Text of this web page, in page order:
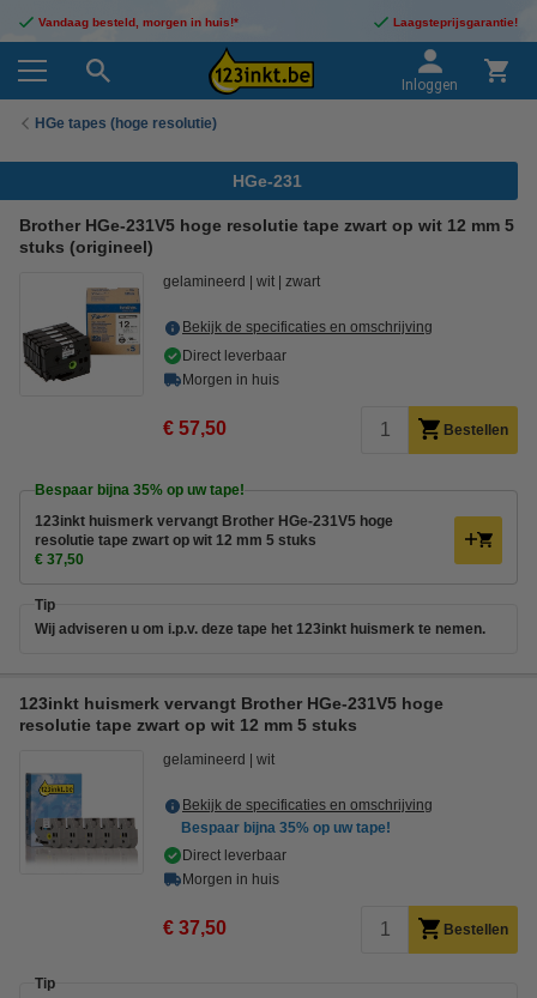
Vandaag besteld, morgen in huis!* Laagsteprijsgarantie!
Inloggen
HGe tapes (hoge resolutie)
HGe-231
Brother HGe-231V5 hoge resolutie tape zwart op wit 12 mm 5
stuks (origineel)
gelamineerd wit zwart
Bekijk de specificaties en omschrijving
Direct leverbaar
Morgen in huis
€ 57,50 Bestellen
Bespaar bijna 35% op uw tape!
123inkt huismerk vervangt Brother HGe-231V5 hoge
resolutie tape zwart op wit 12 mm 5 stuks
€ 37,50
Tip
Wij adviseren u om i.p.v. deze tape het 123inkt huismerk te nemen.
123inkt huismerk vervangt Brother HGe-231V5 hoge
resolutie tape zwart op wit 12 mm 5 stuks
gelamineerd wit
Bekijk de specificaties en omschrijving
Bespaar bijna 35% op uw tape!
Direct leverbaar
Morgen in huis
€ 37,50 Bestellen
Tip